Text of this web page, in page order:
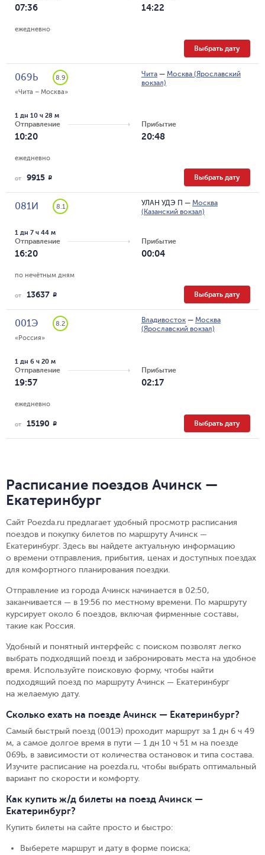
07:36 14:22
ежедневно
Выбрать дату
069Ь
8.9
«Чита – Москва»
Чита — Москва (Ярославский
вокзал)
Отправление
10:20
1 дн 10 ч 28 м
Прибытие
20:48
ежедневно
от 9915 R Выбрать дату
081И 8.1 УЛАН УДЭ П — Москва
(Казанский вокзал)
Отправление
16:20
1 дн 7 ч 44 м
Прибытие
00:04
по нечётным дням
от 13637 R Выбрать дату
001Э
8.2
«Россия»
Владивосток — Москва
(Ярославский вокзал)
Отправление
19:57
1 дн 6 ч 20 м
Прибытие
02:17
ежедневно
от 15190 R Выбрать дату
Расписание поездов Ачинск —
Екатеринбург
Сайт Poezda.ru предлагает удобный просмотр расписания
поездов и покупку билетов по маршруту Ачинск —
Екатеринбург. Здесь вы найдете актуальную информацию
о времени отправления, прибытия, ценах и доступных поездах
для комфортного планирования поездки.
Отправление из города Ачинск начинается в 02:50,
заканчивается — в 19:56 по местному времени. По маршруту
курсирует около 6 поездов, включая фирменные составы,
такие как Россия.
Удобный и понятный интерфейс с поиском позволят легко
выбрать подходящий поезд и забронировать места на удобное
время. Используйте поисковую форму, чтобы найти
подходящий поезд по маршруту Ачинск — Екатеринбург
на желаемую дату.
Сколько ехать на поезде Ачинск — Екатеринбург?
Самый быстрый поезд (001Э) проходит маршрут за 1 дн 6 ч 49
м, а самое долгое время в пути — 1 дн 10 ч 51 м на поезде
069Ь, в зависимости от количества остановок и типа состава.
Изучите расписание на poezda.ru, чтобы выбрать оптимальный
вариант по скорости и комфорту.
Как купить ж/д билеты на поезд Ачинск —
Екатеринбург?
Купить билеты на сайте просто и быстро:
Выберете маршрут и дату в форме поиска;